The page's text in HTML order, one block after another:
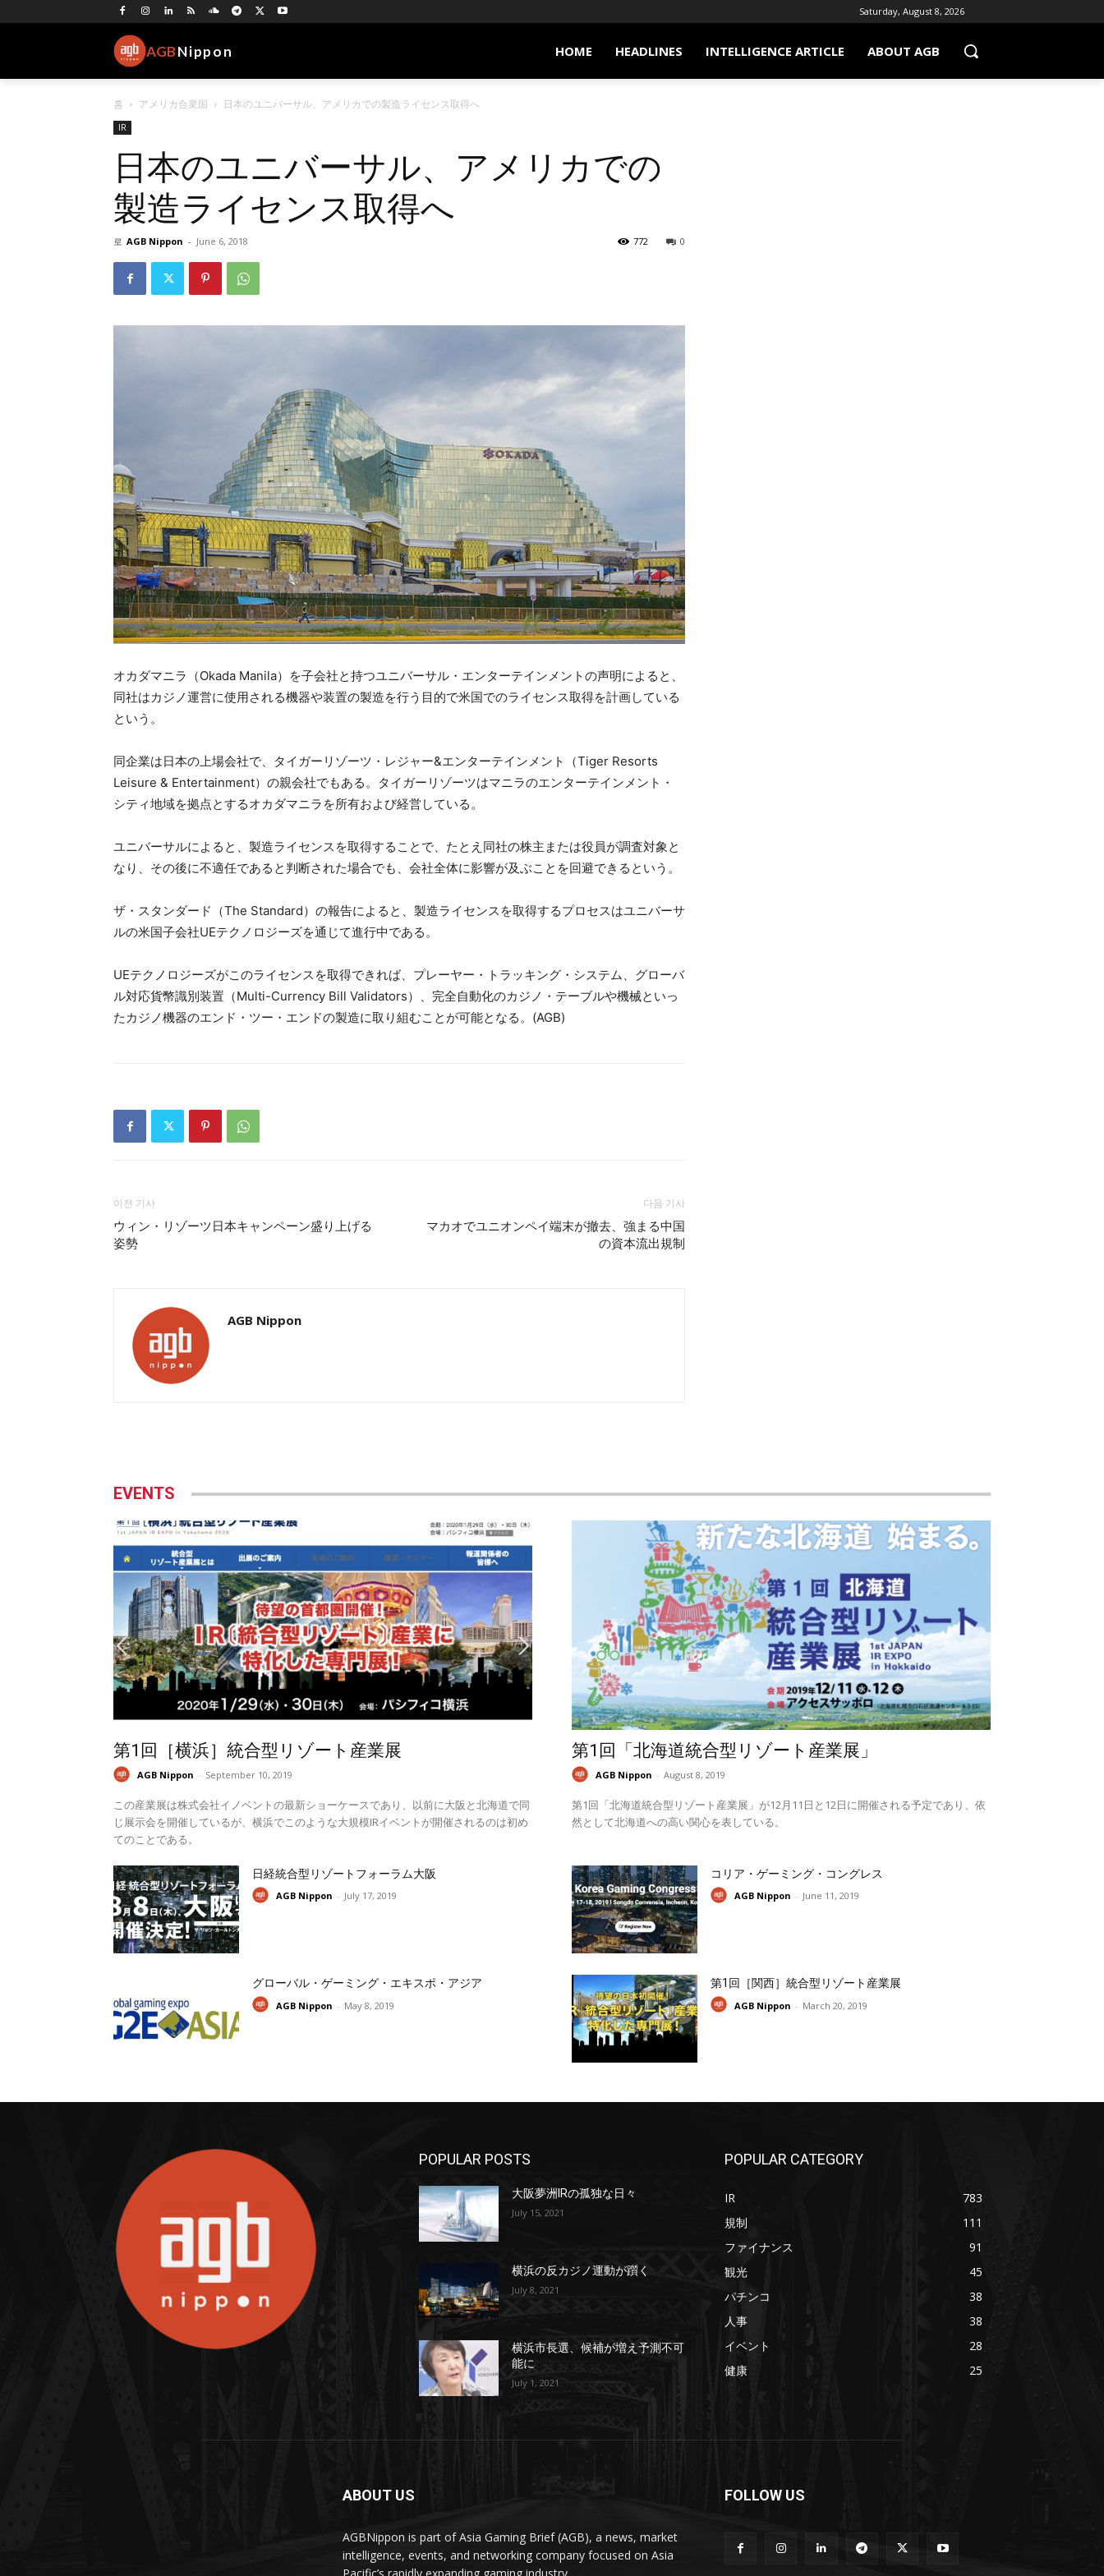
Saturday, August 8, 2026
AGBNippon HOME HEADLINES INTELLIGENCE ARTICLE ABOUT AGB
홈 アメリカ合衆国 日本のユニバーサル、アメリカでの製造ライセンス取得へ
IR
日本のユニバーサル、アメリカでの
製造ライセンス取得へ
로 AGB Nippon - June 6, 2018 0
772
オカダマニラ（Okada Manila）を子会社と持つユニバーサル・エンターテインメントの声明によると、
同社はカジノ運営に使用される機器や装置の製造を行う目的で米国でのライセンス取得を計画している
という。
同企業は日本の上場会社で、タイガーリゾーツ・レジャー&エンターテインメント（Tiger Resorts
Leisure & Entertainment）の親会社でもある。タイガーリゾーツはマニラのエンターテインメント・
シティ地域を拠点とするオカダマニラを所有および経営している。
ユニバーサルによると、製造ライセンスを取得することで、たとえ同社の株主または役員が調査対象と
なり、その後に不適任であると判断された場合でも、会社全体に影響が及ぶことを回避できるという。
ザ・スタンダード（The Standard）の報告によると、製造ライセンスを取得するプロセスはユニバーサ
ルの米国子会社UEテクノロジーズを通じて進行中である。
UEテクノロジーズがこのライセンスを取得できれば、プレーヤー・トラッキング・システム、グローバ
ル対応貨幣識別装置（Multi-Currency Bill Validators）、完全自動化のカジノ・テーブルや機械といっ
たカジノ機器のエンド・ツー・エンドの製造に取り組むことが可能となる。(AGB)
이전 기사
ウィン・リゾーツ日本キャンペーン盛り上げる
姿勢
다음 기사
マカオでユニオンペイ端末が撤去、強まる中国
の資本流出規制
AGB Nippon
EVENTS
第1回［横浜］統合型リゾート産業展
AGB Nippon - September 10, 2019
この産業展は株式会社イノベントの最新ショーケースであり、以前に大阪と北海道で同
じ展示会を開催しているが、横浜でこのような大規模IRイベントが開催されるのは初め
てのことである。
第1回「北海道統合型リゾート産業展」
AGB Nippon - August 8, 2019
第1回「北海道統合型リゾート産業展」が12月11日と12日に開催される予定であり、依
然として北海道への高い関心を表している。
日経統合型リゾートフォーラム大阪
AGB Nippon - July 17, 2019
コリア・ゲーミング・コングレス
AGB Nippon - June 11, 2019
グローバル・ゲーミング・エキスポ・アジア
AGB Nippon - May 8, 2019
第1回［関西］統合型リゾート産業展
AGB Nippon - March 20, 2019
POPULAR POSTS
大阪夢洲IRの孤独な日々
July 15, 2021
横浜の反カジノ運動が躓く
July 8, 2021
横浜市長選、候補が増え予測不可
能に
July 1, 2021
POPULAR CATEGORY
IR
783
規制
111
ファイナンス
91
観光
45
パチンコ
38
人事
38
イベント
28
健康
25
ABOUT US
AGBNippon is part of Asia Gaming Brief (AGB), a news, market
intelligence, events, and networking company focused on Asia
FOLLOW US